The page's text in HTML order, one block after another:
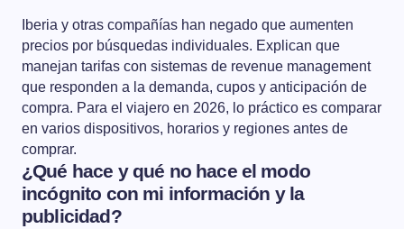
Iberia y otras compañías han negado que aumenten
precios por búsquedas individuales. Explican que
manejan tarifas con sistemas de revenue management
que responden a la demanda, cupos y anticipación de
compra. Para el viajero en 2026, lo práctico es comparar
en varios dispositivos, horarios y regiones antes de
comprar.
¿Qué hace y qué no hace el modo
incógnito con mi información y la
publicidad?